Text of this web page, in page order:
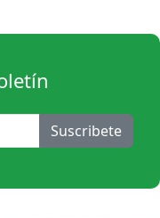
Suscribete